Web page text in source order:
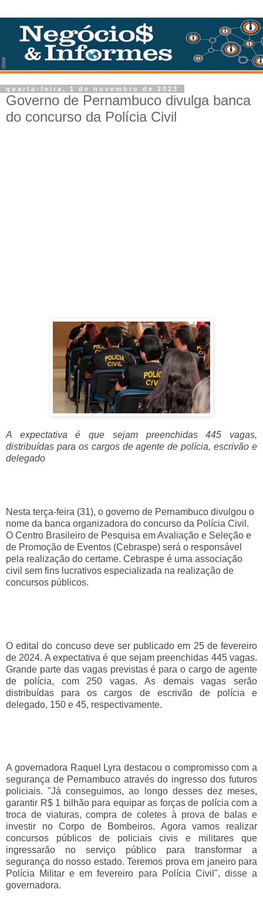
quarta-feira, 1 de novembro de 2023
Governo de Pernambuco divulga banca
do concurso da Polícia Civil
A expectativa é que sejam preenchidas 445 vagas,
distribuídas para os cargos de agente de polícia, escrivão e
delegado
Nesta terça-feira (31), o governo de Pernambuco divulgou o
nome da banca organizadora do concurso da Polícia Civil.
O Centro Brasileiro de Pesquisa em Avaliação e Seleção e
de Promoção de Eventos (Cebraspe) será o responsável
pela realização do certame. Cebraspe é uma associação
civil sem fins lucrativos especializada na realização de
concursos públicos.
O edital do concuso deve ser publicado em 25 de fevereiro
de 2024. A expectativa é que sejam preenchidas 445 vagas.
Grande parte das vagas previstas é para o cargo de agente
de polícia, com 250 vagas. As demais vagas serão
distribuídas para os cargos de escrivão de polícia e
delegado, 150 e 45, respectivamente.
A governadora Raquel Lyra destacou o compromisso com a
segurança de Pernambuco através do ingresso dos futuros
policiais. "Já conseguimos, ao longo desses dez meses,
garantir R$ 1 bilhão para equipar as forças de polícia com a
troca de viaturas, compra de coletes à prova de balas e
investir no Corpo de Bombeiros. Agora vamos realizar
concursos públicos de policiais civis e militares que
ingressarão no serviço público para transformar a
segurança do nosso estado. Teremos prova em janeiro para
Polícia Militar e em fevereiro para Polícia Civil", disse a
governadora.